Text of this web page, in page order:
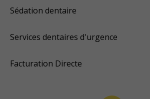
Sédation dentaire
Services dentaires d'urgence
Facturation Directe